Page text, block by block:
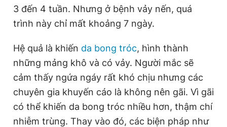
3 đến 4 tuần. Nhưng ở bệnh vảy nến, quá
trình này chỉ mất khoảng 7 ngày.
Hệ quả là khiến da bong tróc, hình thành
những mảng khô và có vảy. Người mắc sẽ
cảm thấy ngứa ngáy rất khó chịu nhưng các
chuyên gia khuyến cáo là không nên gãi. Vì gãi
có thể khiến da bong tróc nhiều hơn, thậm chí
nhiễm trùng. Thay vào đó, các biện pháp như